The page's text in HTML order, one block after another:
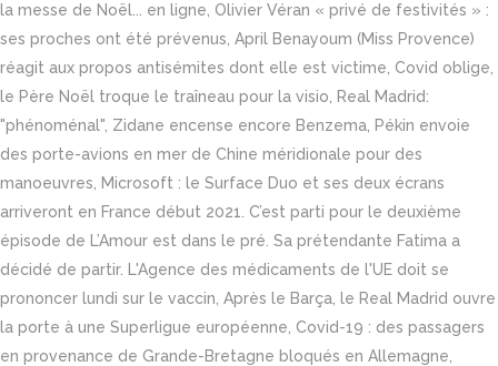
la messe de Noël... en ligne, Olivier Véran « privé de festivités » :
ses proches ont été prévenus, April Benayoum (Miss Provence)
réagit aux propos antisémites dont elle est victime, Covid oblige,
le Père Noël troque le traîneau pour la visio, Real Madrid:
"phénoménal", Zidane encense encore Benzema, Pékin envoie
des porte-avions en mer de Chine méridionale pour des
manoeuvres, Microsoft : le Surface Duo et ses deux écrans
arriveront en France début 2021. C’est parti pour le deuxième
épisode de L’Amour est dans le pré. Sa prétendante Fatima a
décidé de partir. L'Agence des médicaments de l'UE doit se
prononcer lundi sur le vaccin, Après le Barça, le Real Madrid ouvre
la porte à une Superligue européenne, Covid-19 : des passagers
en provenance de Grande-Bretagne bloqués en Allemagne,